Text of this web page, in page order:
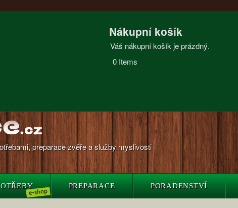
Nákupní košík
Váš nákupní košík je prázdný.
0 Items
preparace zvěře a služby myslivosti
PREPARACE PORADENSTVÍ